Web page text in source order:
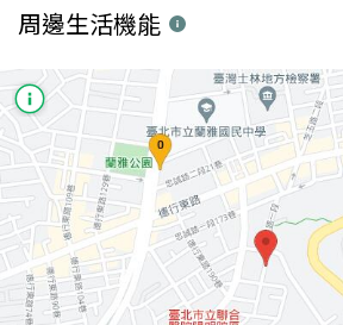
周邊生活機能